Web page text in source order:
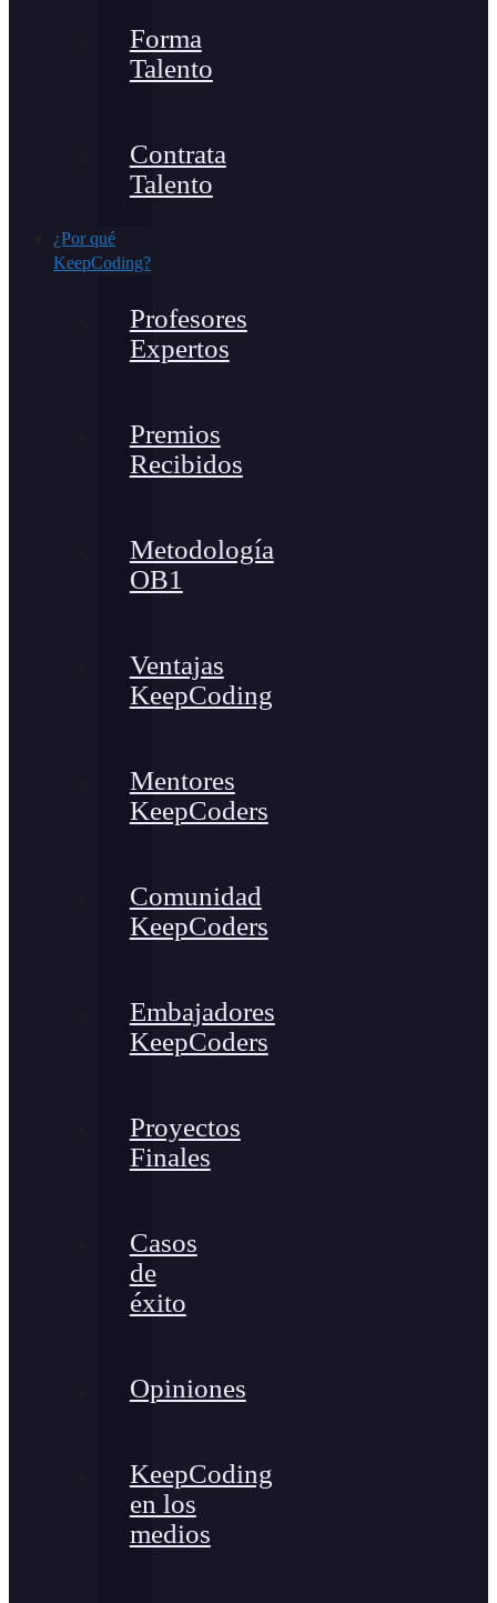
Forma
Talento
Contrata
Talento
¿Por qué
KeepCoding?
Profesores
Expertos
Premios
Recibidos
Metodología
OB1
Ventajas
KeepCoding
Mentores
KeepCoders
Comunidad
KeepCoders
Embajadores
KeepCoders
Proyectos
Finales
Casos
de
éxito
Opiniones
KeepCoding
en los
medios